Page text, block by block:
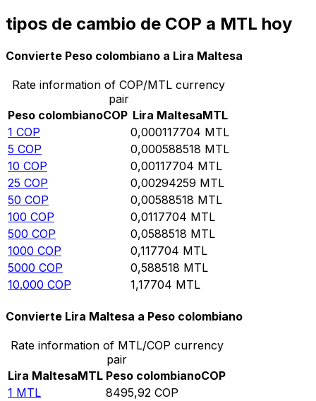
tipos de cambio de COP a MTL hoy
Convierte Peso colombiano a Lira Maltesa
Rate information of COP/MTL currency
pair
Peso colombianoCOP Lira MaltesaMTL
1 COP 0,000117704 MTL
5 COP 0,000588518 MTL
10 COP 0,00117704 MTL
25 COP 0,00294259 MTL
50 COP 0,00588518 MTL
100 COP 0,0117704 MTL
500 COP 0,0588518 MTL
1000 COP 0,117704 MTL
5000 COP 0,588518 MTL
10.000 COP 1,17704 MTL
Convierte Lira Maltesa a Peso colombiano
Rate information of MTL/COP currency
pair
Lira MaltesaMTL Peso colombianoCOP
1 MTL 8495,92 COP